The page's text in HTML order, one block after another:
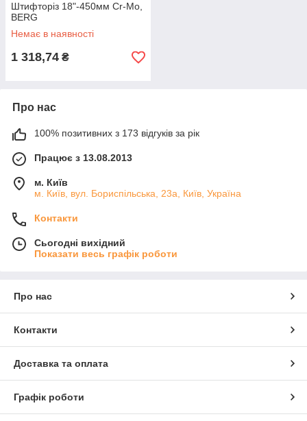
Штифторіз 18"-450мм Cr-Mo,
BERG
Немає в наявності
1 318,74 ₴
Про нас
100% позитивних з 173 відгуків за рік
Працює з 13.08.2013
м. Київ
м. Київ, вул. Бориспільська, 23а, Київ, Україна
Контакти
Сьогодні вихідний
Показати весь графік роботи
Про нас
Контакти
Доставка та оплата
Графік роботи